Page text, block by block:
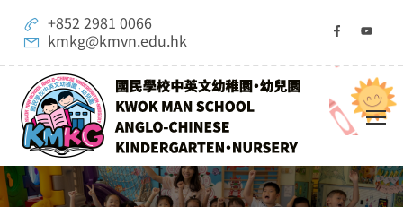
+852 2981 0066
kmkg@kmvn.edu.hk